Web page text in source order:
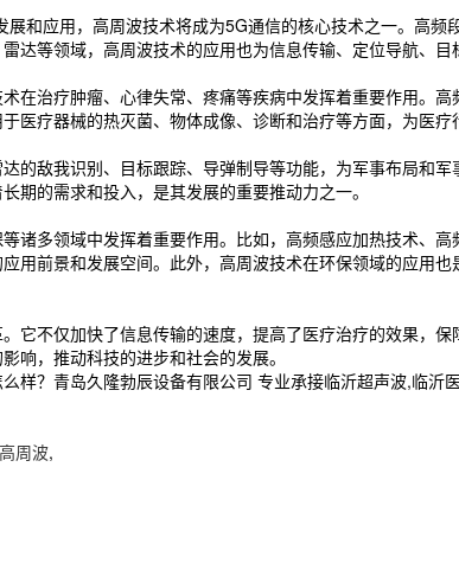
和应用，高周波技术将成为5G通信的核心技术之一。高
等领域，高周波技术的应用也为信息传输、定位导航、目
在治疗肿瘤、心律失常、疼痛等疾病中发挥着重要作用。
疗器械的热灭菌、物体成像、诊断和治疗等方面，为医疗
的敌我识别、目标跟踪、导弹制导等功能，为军事布局和
期的需求和投入，是其发展的重要推动力之一。
诸多领域中发挥着重要作用。比如，高频感应加热技术、
用前景和发展空间。此外，高周波技术在环保领域的应用
它不仅加快了信息传输的速度，提高了医疗治疗的效果，
响，推动科技的进步和社会的发展。
样？青岛久隆勃辰设备有限公司 专业承接临沂超声波,临沂
周波,